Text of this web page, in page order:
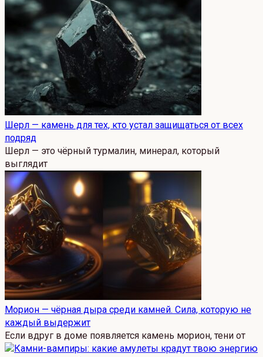
Шерл — камень для тех, кто устал защищаться от всех
подряд
Шерл — это чёрный турмалин, минерал, который
выглядит
Морион — чёрная дыра среди камней. Сила, которую не
каждый выдержит
Если вдруг в доме появляется камень морион, тени от